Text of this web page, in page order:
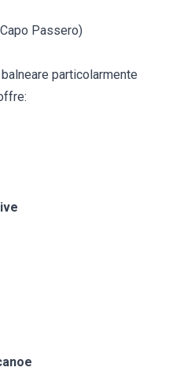
Passero)
particolarmente